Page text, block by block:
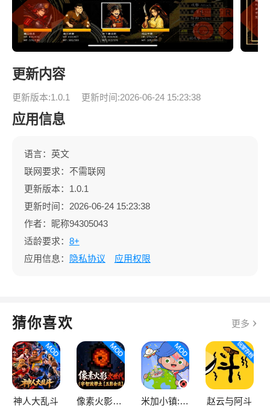
更新内容
更新版本:1.0.1 更新时间:2026-06-24 15:23:38
应用信息
语言：英文
联网要求：不需联网
更新版本：1.0.1
更新时间：2026-06-24 15:23:38
作者：昵称94305043
适龄要求： 8+
应用信息：
隐私协议 应用权限
猜你喜欢 更多
神人大乱斗 像素火影次世代 米加小镇:世界 赵云与阿斗